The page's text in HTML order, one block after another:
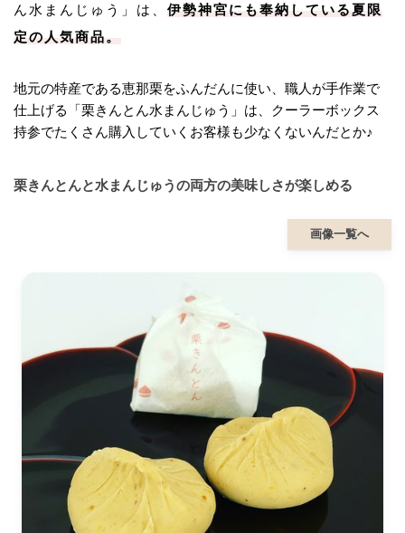
ん水まんじゅう」は、 伊勢神宮にも奉納している夏限
定の人気商品。
地元の特産である恵那栗をふんだんに使い、職人が手作業で
仕上げる「栗きんとん水まんじゅう」は、クーラーボックス
持参でたくさん購入していくお客様も少なくないんだとか♪
栗きんとんと水まんじゅうの両方の美味しさが楽しめる
画像一覧へ